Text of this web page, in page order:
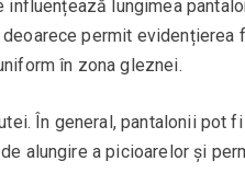
lungimea
permit evidențierea
în zona gleznei.
În general, pantalonii pot
alungire a picioarelor și